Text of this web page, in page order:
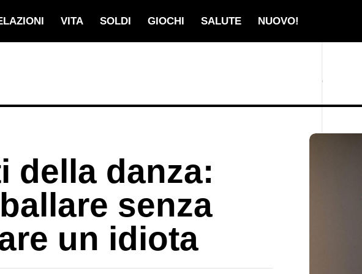
VITA SOLDI GIOCHI SALUTE NUOVO!
della danza:
senza
un idiota